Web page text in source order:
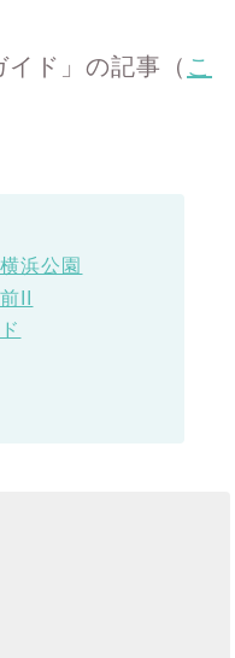
イド」の記事（ こ
浜公園
II